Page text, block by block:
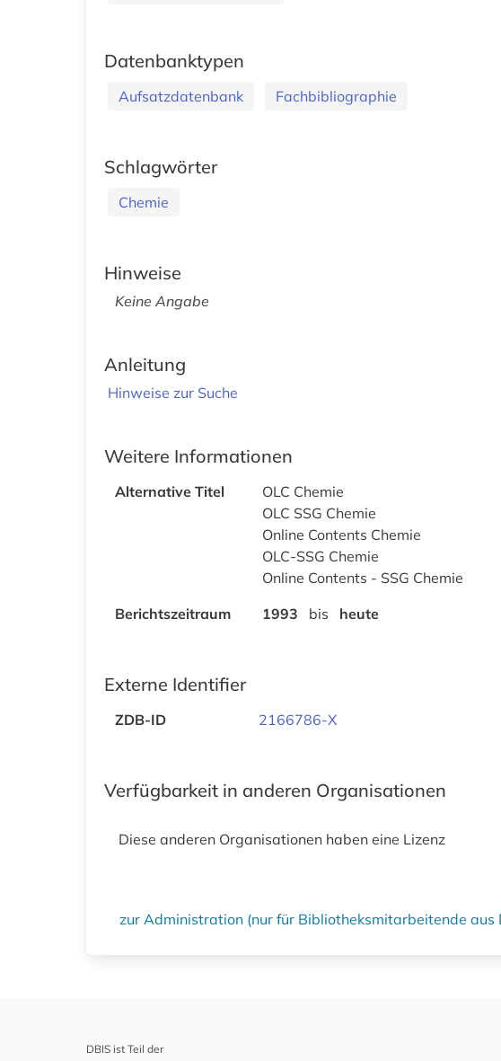
Datenbanktypen
Aufsatzdatenbank Fachbibliographie
Schlagwörter
Chemie
Hinweise
Keine Angabe
Anleitung
Hinweise zur Suche
Weitere Informationen
Alternative Titel
OLC Chemie
OLC SSG Chemie
Online Contents Chemie
OLC-SSG Chemie
Online Contents - SSG Chemie
Berichtszeitraum
1993 bis heute
Externe Identifier
ZDB-ID 2166786-X
Verfügbarkeit in anderen Organisationen
Diese anderen Organisationen haben eine Lizenz
zur Administration (nur für Bibliotheksmitarbeitende aus
DBIS ist Teil der